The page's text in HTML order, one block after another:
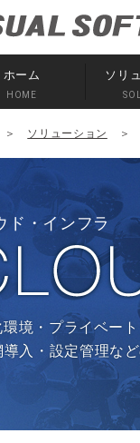
ホーム
HOME
ソリ
＞ ソリューション ＞
ド・インフラ
境・プライベー
導入・設定管理な